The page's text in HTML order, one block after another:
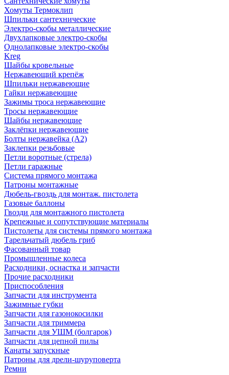
Хомуты Термоклип
Шпильки сантехнические
Электро-скобы металлические
Двухлапковые электро-скобы
Однолапковые электро-скобы
Kreg
Шайбы кровельные
Нержавеющий крепёж
Шпильки нержавеющие
Гайки нержавеющие
Зажимы троса нержавеющие
Тросы нержавеющие
Шайбы нержавеющие
Заклёпки нержавеющие
Болты нержавейка (А2)
Заклепки резьбовые
Петли воротные (стрела)
Петли гаражные
Система прямого монтажа
Патроны монтажные
Дюбель-гвоздь для монтаж. пистолета
Газовые баллоны
Гвозди для монтажного пистолета
Крепежные и сопутствующие материалы
Пистолеты для системы прямого монтажа
Тарельчатый дюбель гриб
Фасованный товар
Промышленные колеса
Расходники, оснастка и запчасти
Прочие расходники
Приспособления
Запчасти для инструмента
Зажимные губки
Запчасти для газонокосилки
Запчасти для триммера
Запчасти для УШМ (болгарок)
Запчасти для цепной пилы
Канаты запускные
Патроны для дрели-шуруповерта
Ремни